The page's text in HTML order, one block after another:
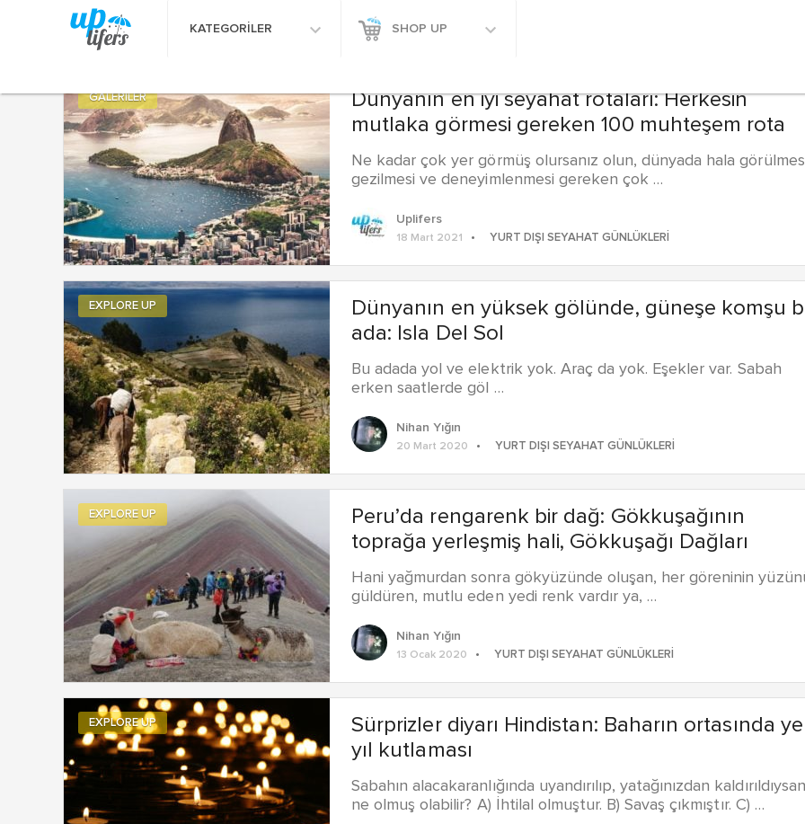
KATEGORİLER SHOP UP
Dünyanın en iyi seyahat rotaları: Herkesin
mutlaka görmesi gereken 100 muhteşem rota
Ne kadar çok yer görmüş olursanız olun, dünyada hala
gezilmesi ve deneyimlenmesi gereken çok …
GALERİLER
Uplifers
18 Mart 2021 YURT DIŞI SEYAHAT GÜNLÜKLERI
Dünyanın en yüksek gölünde, güneşe komşu
ada: Isla Del Sol
Bu adada yol ve elektrik yok. Araç da yok. Eşekler var. Sabah
erken saatlerde göl …
EXPLORE UP
Nihan Yığın
20 Mart 2020 YURT DIŞI SEYAHAT GÜNLÜKLERI
Peru’da rengarenk bir dağ: Gökkuşağının
toprağa yerleşmiş hali, Gökkuşağı Dağları
Hani yağmurdan sonra gökyüzünde oluşan, her göreninin
güldüren, mutlu eden yedi renk vardır ya, …
EXPLORE UP
Nihan Yığın
13 Ocak 2020 YURT DIŞI SEYAHAT GÜNLÜKLERI
Sürprizler diyarı Hindistan: Baharın ortasında
yıl kutlaması
Sabahın alacakaranlığında uyandırılıp, yatağınızdan
ne olmuş olabilir? A) İhtilal olmuştur. B) Savaş çıkmıştır. C) …
EXPLORE UP